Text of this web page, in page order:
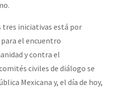
tres iniciativas está por
el encuentro
y contra el
civiles de diálogo se
Mexicana y, el día de hoy,